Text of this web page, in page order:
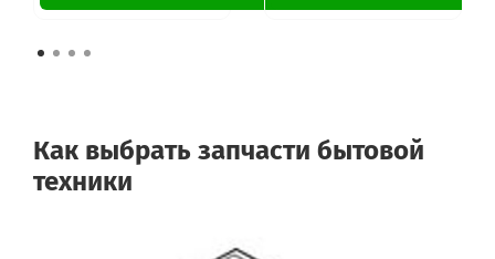
Как выбрать запчасти бытовой
техники